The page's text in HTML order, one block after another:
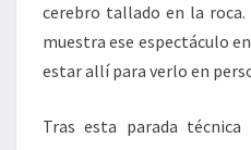
cerebro tallado en la
muestra ese espectáculo
estar allí para verlo en
Tras esta parada